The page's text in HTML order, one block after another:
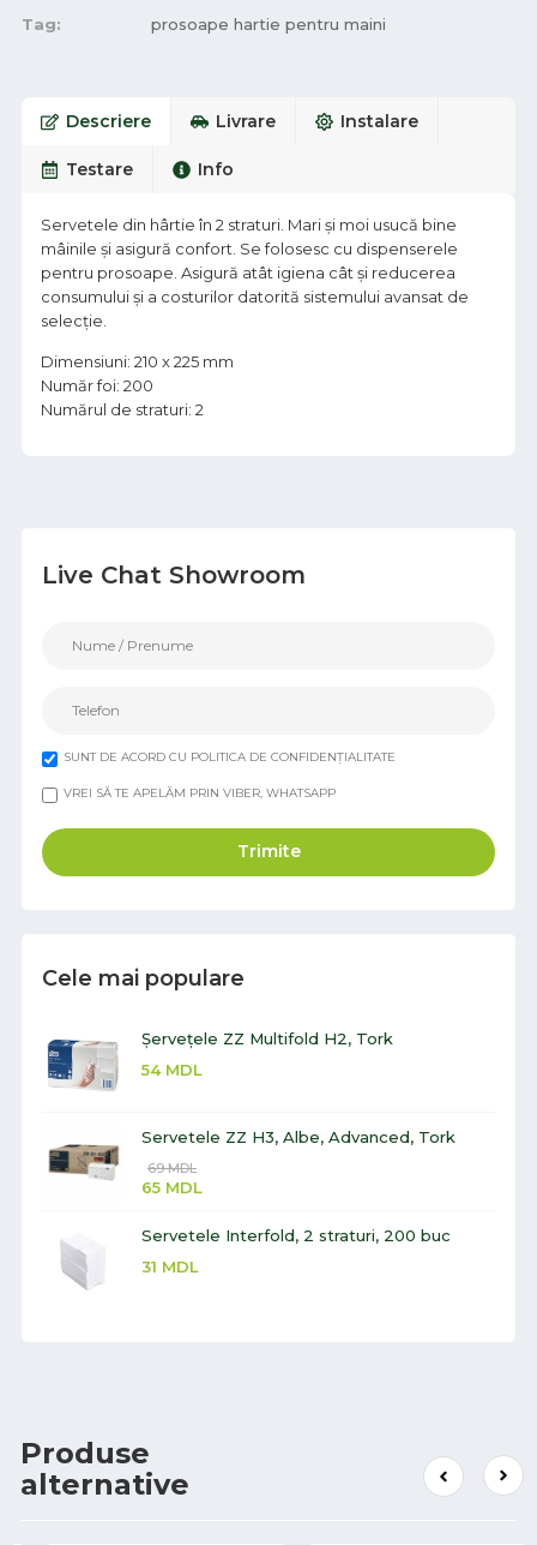
Live Chat Showroom
SUNT DE ACORD CU POLITICA DE CONFIDENȚIALITATE
VREI SĂ TE APELĂM PRIN VIBER, WHATSAPP
Trimite
Cele mai populare
Șervețele ZZ Multifold H2, Tork
54 MDL
Servetele ZZ H3, Albe, Advanced, Tork
69MDL
65 MDL
Servetele Interfold, 2 straturi, 200 buc
31 MDL
Tag:
prosoape hartie pentru maini
Descriere Livrare Instalare
Testare Info
Servetele din hârtie în 2 straturi. Mari și moi usucă bine
mâinile și asigură confort. Se folosesc cu dispenserele
pentru prosoape. Asigură atât igiena cât și reducerea
consumului și a costurilor datorită sistemului avansat de
selecție.
Dimensiuni: 210 x 225 mm
Număr foi: 200
Numărul de straturi: 2
Produse
alternative